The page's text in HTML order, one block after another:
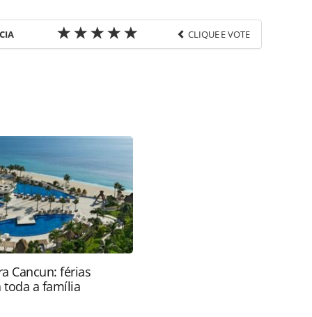
CLIQUE E VOTE
PANROTAS Editora é protegido pela legislação
Cancun: férias
toda a família